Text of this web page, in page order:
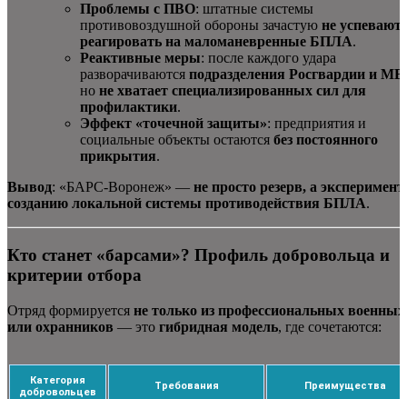
Проблемы с ПВО: штатные системы
противовоздушной обороны зачастую не успевают
реагировать на маломаневренные БПЛА.
Реактивные меры: после каждого удара
разворачиваются подразделения Росгвардии и
но не хватает специализированных сил для
профилактики.
Эффект «точечной защиты»: предприятия и
социальные объекты остаются без постоянного
прикрытия.
Вывод: «БАРС-Воронеж» — не просто резерв, а
созданию локальной системы противодействия БПЛА.
Кто станет «барсами»? Профиль добровольца и
критерии отбора
Отряд формируется не только из профессиональных военных
или охранников — это гибридная модель, где сочетаются:
Категория
добровольцев
Требования Преимущества